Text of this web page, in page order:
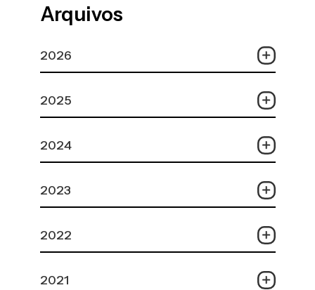
Arquivos
2026
2025
2024
2023
2022
2021